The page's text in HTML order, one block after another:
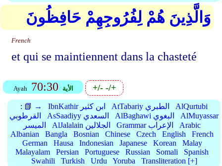
وَالَّذِينَ هُمْ لِفُرُوجِهِمْ حَافِظُونَ
French
et qui se maintiennent dans la chasteté
Ayah 70:30 الأية +/--/+
: 📗 → IbnKathir ابن كثير AtTabariy الطبري
AlQurtubi
القرطوبي
AsSaadiyy السعدي AlBaghawi البغوي
AlMuyassar
الميسر
AlJalalain الجلالين Grammar الإعراب
Arabic
Albanian
Bangla Bosnian Chinese Czech English
French
German
Hausa Indonesian Japanese Korean
Malay
Malayalam
Persian Portuguese Russian Somali
Spanish
Swahili
Turkish Urdu Yoruba Transliteration [+]